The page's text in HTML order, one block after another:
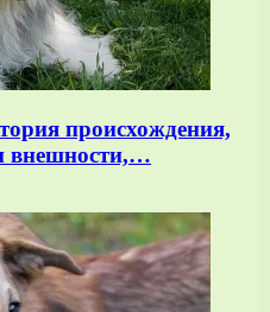
происхождения,
внешности,…